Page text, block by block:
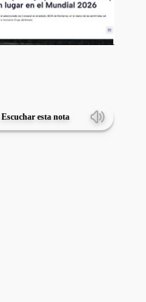
Escuchar esta nota